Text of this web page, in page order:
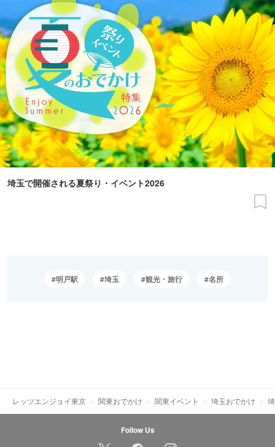
埼玉で開催される夏祭り・イベント2026
明戸駅 埼玉 観光・旅行 名所
レッツエンジョイ東京 関東おでかけ 関東イベント 埼玉おでかけ
Follow Us